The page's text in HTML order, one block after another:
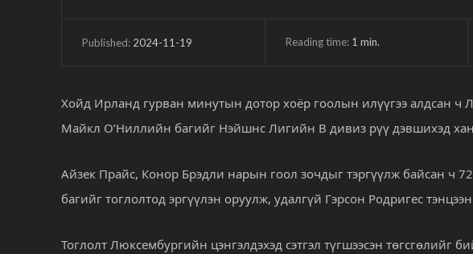
Published: 2024-11-19 Reading time: 1 min.
Хойд Ирланд гурван минутын дотор хоёр гоолын илүүгээ алдсан ч
Майкл О’Ниллийн багийг Нэйшнс Лигийн B дивиз рүү дэвшихэд
Айзек Прайс, Конор Брэдли нарын гоол зочдыг тэргүүлж байсан ч
багийг тоглолтод эргүүлэн оруулж, удалгүй Гэрсон Родригес
Тоглолт Люксембургийн цэнгэлдэхэд сэтгэл түгшээсэн төгсгөлийг